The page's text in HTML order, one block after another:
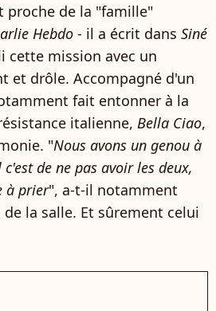
proche de la "famille"
Hebdo - il a écrit dans Siné
cette mission avec un
et drôle. Accompagné d'un
fait entonner à la
italienne, Bella Ciao,
"Nous avons un genou à
de ne pas avoir les deux,
à prier", a-t-il notamment
la salle. Et sûrement celui